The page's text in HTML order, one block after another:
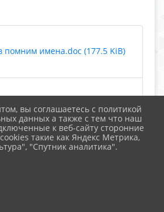
помним имена.doc (177.5 KiB)
МОЕЙ 1..zip (19.6 MiB)
вы соглашаетесь с политикой
данных а также с тем что наш
к веб-сайту сторонние
такие как Яндекс Метрика,
"Спутник аналитика".